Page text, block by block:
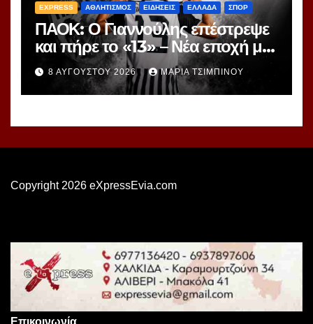
EXPRESS ΑΘΛΗΤΙΣΜΟΣ ΕΙΔΗΣΕΙΣ ΕΛΛΑΔΑ ΣΠΟΡ
ΠΑΟΚ: Ο Γιαννούλης επέστρεψε
και πήρε το «13» – Νέα εποχή με
γνώριμο αριθμό
8 ΑΥΓΟΎΣΤΟΥ 2026 ΜΑΡΊΑ ΤΣΙΜΠΙΝΟΎ
Copyright 2026 eXpressEvia.com